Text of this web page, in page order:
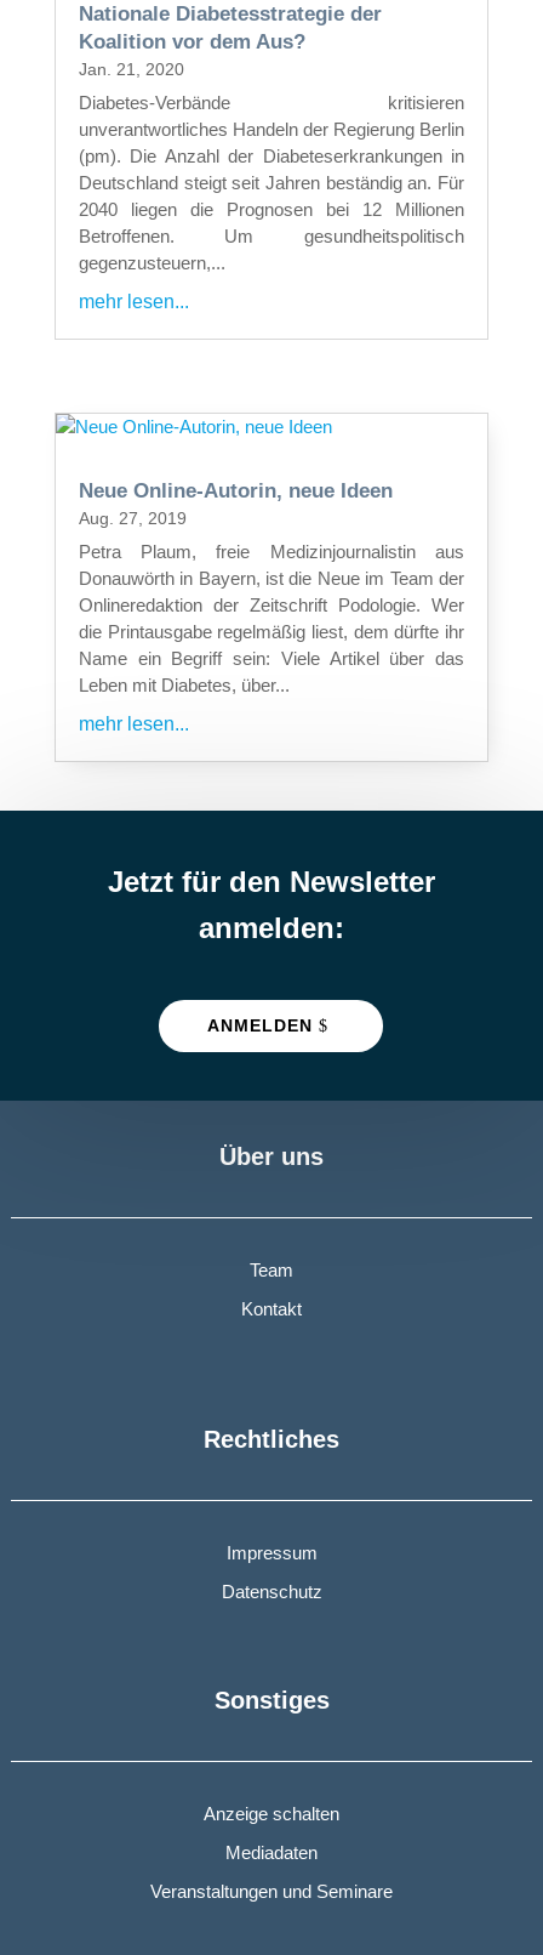
Nationale Diabetesstrategie der
Koalition vor dem Aus?
Jan. 21, 2020
Diabetes-Verbände kritisieren
unverantwortliches Handeln der Regierung Berlin
(pm). Die Anzahl der Diabeteserkrankungen in
Deutschland steigt seit Jahren beständig an. Für
2040 liegen die Prognosen bei 12 Millionen
Betroffenen. Um gesundheitspolitisch
gegenzusteuern,...
mehr lesen...
Neue Online-Autorin, neue Ideen
Aug. 27, 2019
Petra Plaum, freie Medizinjournalistin aus
Donauwörth in Bayern, ist die Neue im Team der
Onlineredaktion der Zeitschrift Podologie. Wer
die Printausgabe regelmäßig liest, dem dürfte ihr
Name ein Begriff sein: Viele Artikel über das
Leben mit Diabetes, über...
mehr lesen...
Jetzt für den Newsletter
anmelden:
ANMELDEN
Über uns
Team
Kontakt
Rechtliches
Impressum
Datenschutz
Sonstiges
Anzeige schalten
Mediadaten
Veranstaltungen und Seminare